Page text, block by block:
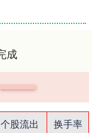
成
个股流出
换手率